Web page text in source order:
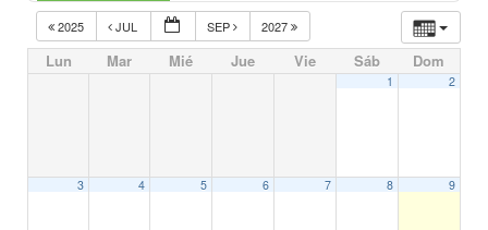
2025 JUL SEP 2027
Lun Mar Mié Jue Vie Sáb Dom
1 2
3 4 5 6 7 8 9